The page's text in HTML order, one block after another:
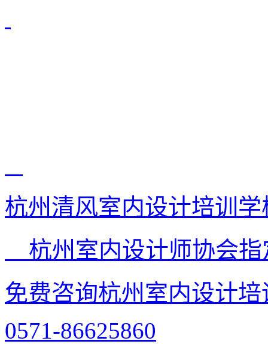
杭州清风室内设计培训学
杭州室内设计师协会
免费咨询杭州室内设计
0571-86625860